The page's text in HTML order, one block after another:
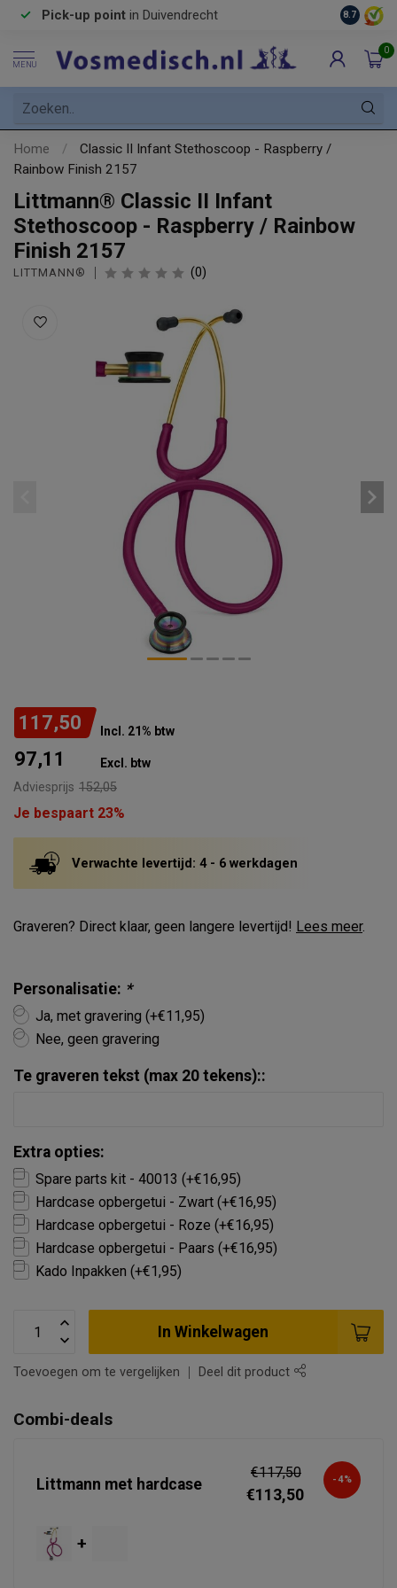
Pick-up point in Duivendrecht 8.7
MENU
0
Home /
Classic II Infant Stethoscoop - Raspberry /
Rainbow Finish 2157
Littmann® Classic II Infant
Stethoscoop - Raspberry / Rainbow
Finish 2157
LITTMANN® (0)
117,50 Incl. 21% btw
97,11 Excl. btw
Adviesprijs 152,05
Je bespaart 23%
Verwachte levertijd: 4 - 6 werkdagen
Graveren? Direct klaar, geen langere levertijd! Lees meer.
Personalisatie: *
Ja, met gravering (+€11,95)
Nee, geen gravering
Te graveren tekst (max 20 tekens)::
Extra opties:
Spare parts kit - 40013 (+€16,95)
Hardcase opbergetui - Zwart (+€16,95)
Hardcase opbergetui - Roze (+€16,95)
Hardcase opbergetui - Paars (+€16,95)
Kado Inpakken (+€1,95)
In Winkelwagen
Toevoegen om te vergelijken Deel dit product
Combi-deals
Littmann met hardcase
€117,50
€113,50
-4%
+